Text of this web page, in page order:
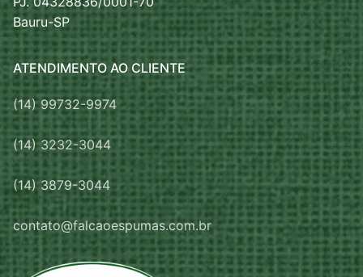
Bauru-SP
ATENDIMENTO AO CLIENTE
(14) 99732-9974
(14) 3232-3044
(14) 3879-3044
contato@falcaoespumas.com.br